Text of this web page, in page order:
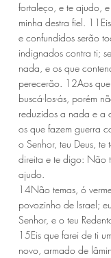
fortaleço, e te ajudo, e
minha destra fiel. 11
e confundidos serão
indignados contra ti;
nada, e os que
perecerão. 12Aos
buscá-los-ás, porém
reduzidos a nada e a
os que fazem guerra
o Senhor, teu Deus,
direita e te digo: Não
ajudo.
14Não temas, ó
povozinho de Israel;
Senhor, e o teu
15Eis que farei de ti
novo, armado de